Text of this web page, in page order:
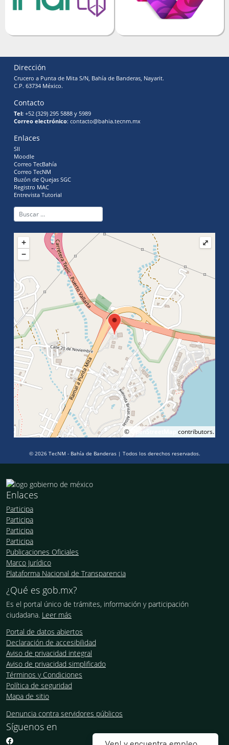
Dirección
Crucero a Punta de Mita S/N, Bahía de Banderas, Nayarit.
C.P. 63734 México.
Contacto
Tel: +52 (329) 295 5888 y 5989
Correo electrónico: contacto@bahia.tecnm.mx
Enlaces
SII
Moodle
Correo TecBahía
Correo TecNM
Buzón de Quejas SGC
Registro MAC
Entrevista Tutorial
+
−
© OpenStreetMap contributors.
⤢
© 2026 TecNM - Bahía de Banderas | Todos los derechos reservados.
Enlaces
Participa
Participa
Participa
Participa
Publicaciones Oficiales
Marco Jurídico
Plataforma Nacional de Transparencia
¿Qué es gob.mx?
Es el portal único de trámites, información y participación
ciudadana. Leer más
Portal de datos abiertos
Declaración de accesibilidad
Aviso de privacidad integral
Aviso de privacidad simplificado
Términos y Condiciones
Política de seguridad
Mapa de sitio
Denuncia contra servidores públicos
Síguenos en